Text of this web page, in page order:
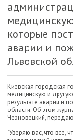
которые
аварии и
Львовской
Киевская городская
медицинскую и
результате аварии и
области. Об этом
Черновецкий,
"Уверяю вас, что все,